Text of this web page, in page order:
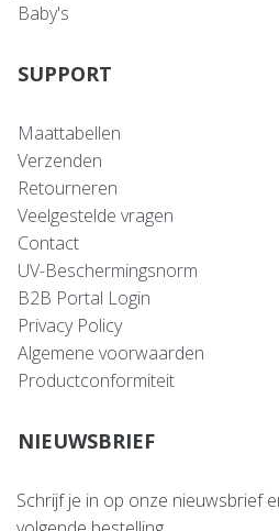
Baby's
SUPPORT
Maattabellen
Verzenden
Retourneren
Veelgestelde vragen
Contact
UV-Beschermingsnorm
B2B Portal Login
Privacy Policy
Algemene voorwaarden
Productconformiteit
NIEUWSBRIEF
Schrijf je in op onze nieuwsbrief